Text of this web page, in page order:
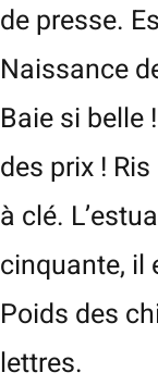
de presse.
Naissance
Baie si belle
des prix !
à clé.
cinquante, il
Poids des
lettres.